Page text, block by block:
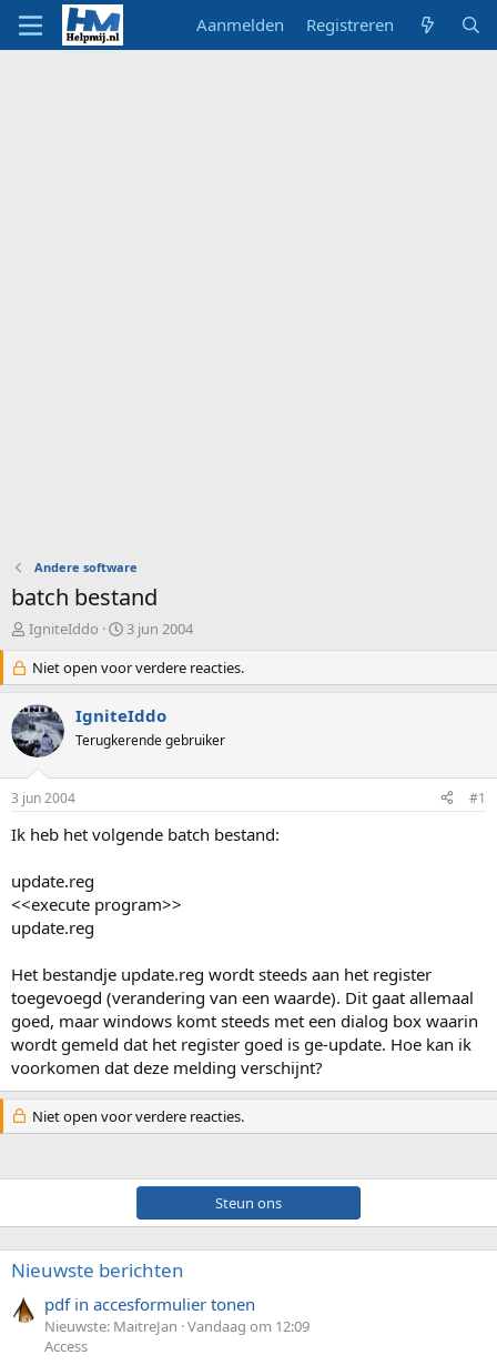
Aanmelden Registreren
Andere software
batch bestand
O
d
e
r
w
e
s
t
a
t
e
r
IgniteIddo
S
a
r
t
d
a
m
3 jun 2004
Niet open voor verdere reacties.
IgniteIddo
Terugkerende gebruiker
3 jun 2004 #1
Ik heb het volgende batch bestand:
update.reg
<<execute program>>
update.reg
Het bestandje update.reg wordt steeds aan het register
toegevoegd (verandering van een waarde). Dit gaat allemaal
goed, maar windows komt steeds met een dialog box waarin
wordt gemeld dat het register goed is ge-update. Hoe kan ik
voorkomen dat deze melding verschijnt?
Niet open voor verdere reacties.
Steun ons
Nieuwste berichten
pdf in accesformulier tonen
Nieuwste: MaitreJan Vandaag om 12:09
Access